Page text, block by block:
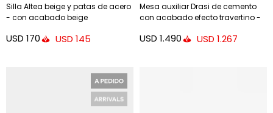
Silla Altea beige y patas de acero
- con acabado beige
USD 170 USD 145
Mesa auxiliar Drasi de cemento
con acabado efecto travertino -
USD 1.490 USD 1.267